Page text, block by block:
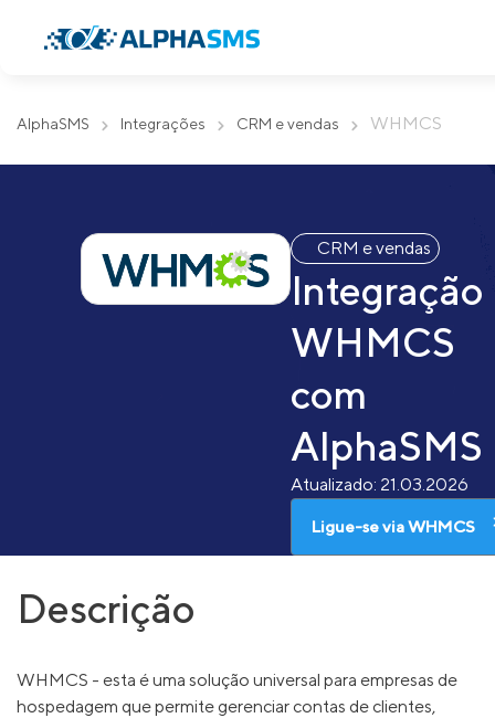
AlphaSMS Integrações CRM e vendas WHMCS
CRM e vendas
Integração
WHMCS
com
AlphaSMS
Atualizado: 21.03.2026
Ligue-se via WHMCS
Descrição
WHMCS - esta é uma solução universal para empresas de
hospedagem que permite gerenciar contas de clientes,